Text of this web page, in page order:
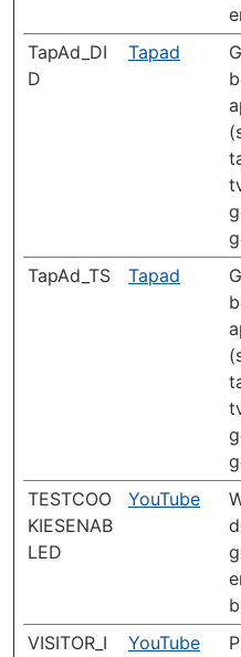
TapAd_DI
D
Tapad
TapAd_TS Tapad
TESTCOO
KIESENAB
LED
YouTube
VISITOR_I
YouTube